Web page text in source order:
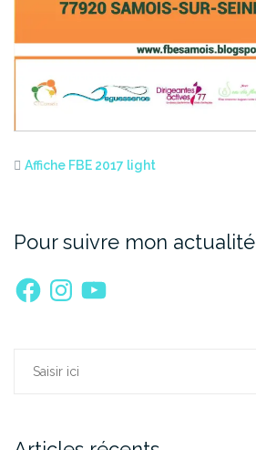
Affiche FBE 2017 light
Pour suivre mon actualité
FacebookInstagramYouTube
Rechercher :